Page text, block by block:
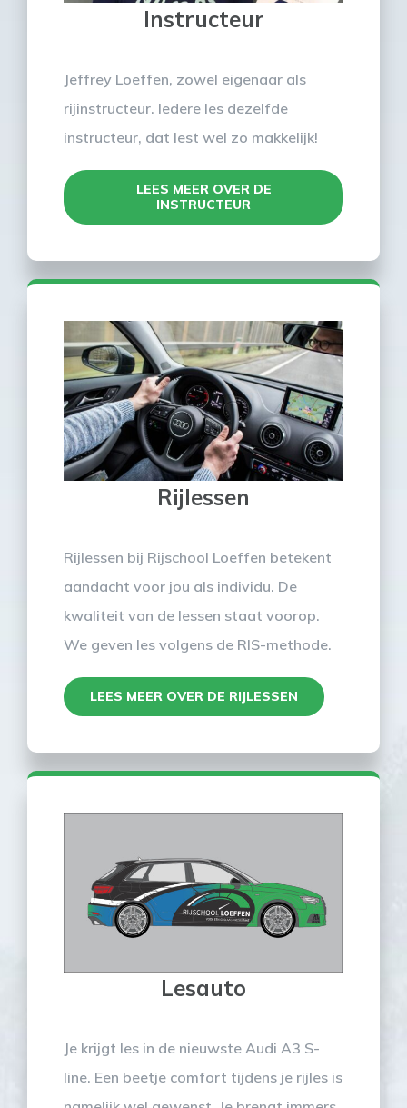
Instructeur
Jeffrey Loeffen, zowel eigenaar als
rijinstructeur. Iedere les dezelfde
instructeur, dat lest wel zo makkelijk!
LEES MEER OVER DE
INSTRUCTEUR
Rijlessen
Rijlessen bij Rijschool Loeffen betekent
aandacht voor jou als individu. De
kwaliteit van de lessen staat voorop.
We geven les volgens de RIS-methode.
LEES MEER OVER DE RIJLESSEN
Lesauto
Je krijgt les in de nieuwste Audi A3 S-
line. Een beetje comfort tijdens je rijles is